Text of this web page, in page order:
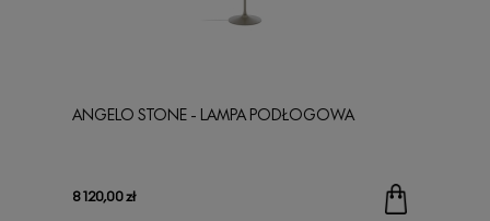
ANGELO STONE - LAMPA PODŁOGOWA
8 120,00 zł